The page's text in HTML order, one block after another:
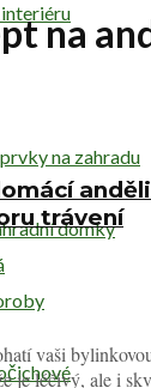
na zahradu
domky
na
trávení
vaši
je léčivý, ale i